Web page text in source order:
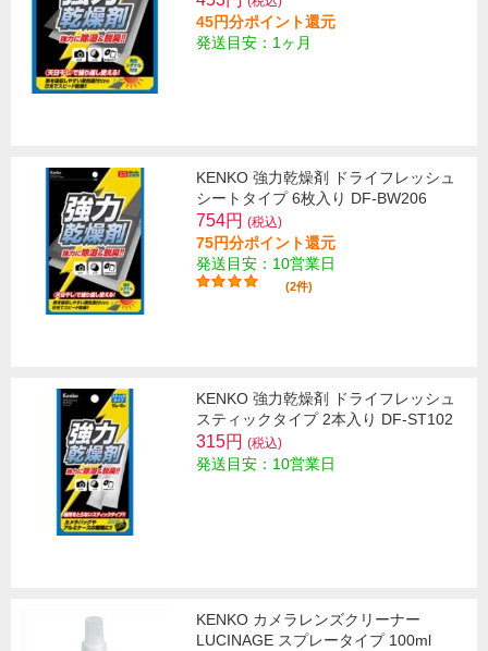
45円分ポイント還元
発送目安：1ヶ月
KENKO 強力乾燥剤 ドライフレッシュ
シートタイプ 6枚入り DF-BW206
754円 (税込)
75円分ポイント還元
発送目安：10営業日
(2件)
KENKO 強力乾燥剤 ドライフレッシュ
スティックタイプ 2本入り DF-ST102
315円 (税込)
発送目安：10営業日
KENKO カメラレンズクリーナー
LUCINAGE スプレータイプ 100ml